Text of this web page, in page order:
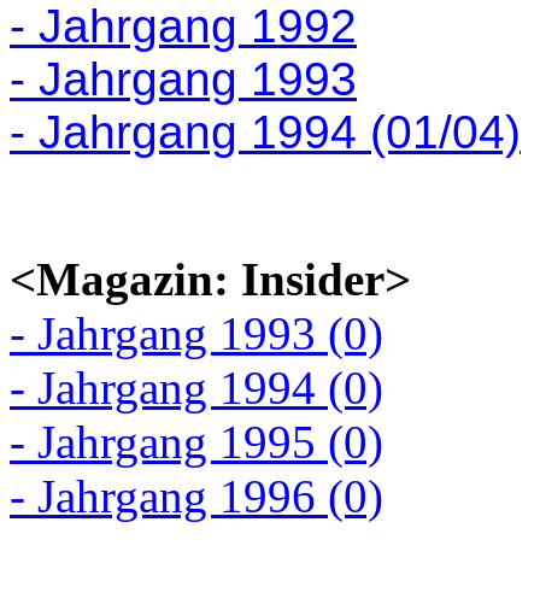
- Jahrgang 1992
- Jahrgang 1993
- Jahrgang 1994 (01/04)
<Magazin: Insider>
- Jahrgang 1993 (0)
- Jahrgang 1994 (0)
- Jahrgang 1995 (0)
- Jahrgang 1996 (0)